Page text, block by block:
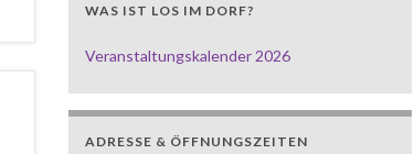
WAS IST LOS IM DORF?
Veranstaltungskalender 2026
ADRESSE & ÖFFNUNGSZEITEN